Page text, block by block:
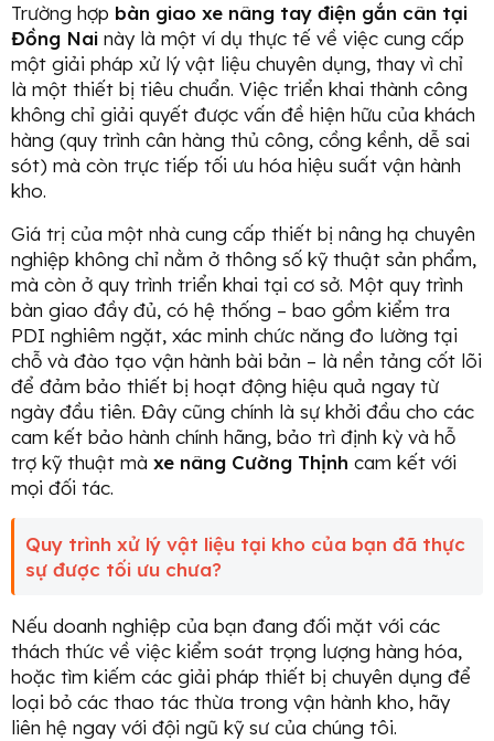
Trường hợp bàn giao xe nâng tay điện gắn cân tại
Đồng Nai này là một ví dụ thực tế về việc cung cấp
một giải pháp xử lý vật liệu chuyên dụng, thay vì chỉ
là một thiết bị tiêu chuẩn. Việc triển khai thành công
không chỉ giải quyết được vấn đề hiện hữu của khách
hàng (quy trình cân hàng thủ công, cồng kềnh, dễ sai
sót) mà còn trực tiếp tối ưu hóa hiệu suất vận hành
kho.
Giá trị của một nhà cung cấp thiết bị nâng hạ chuyên
nghiệp không chỉ nằm ở thông số kỹ thuật sản phẩm,
mà còn ở quy trình triển khai tại cơ sở. Một quy trình
bàn giao đầy đủ, có hệ thống – bao gồm kiểm tra
PDI nghiêm ngặt, xác minh chức năng đo lường tại
chỗ và đào tạo vận hành bài bản – là nền tảng cốt lõi
để đảm bảo thiết bị hoạt động hiệu quả ngay từ
ngày đầu tiên. Đây cũng chính là sự khởi đầu cho các
cam kết bảo hành chính hãng, bảo trì định kỳ và hỗ
trợ kỹ thuật mà xe nâng Cường Thịnh cam kết với
mọi đối tác.
Quy trình xử lý vật liệu tại kho của bạn đã thực
sự được tối ưu chưa?
Nếu doanh nghiệp của bạn đang đối mặt với các
thách thức về việc kiểm soát trọng lượng hàng hóa,
hoặc tìm kiếm các giải pháp thiết bị chuyên dụng để
loại bỏ các thao tác thừa trong vận hành kho, hãy
liên hệ ngay với đội ngũ kỹ sư của chúng tôi.